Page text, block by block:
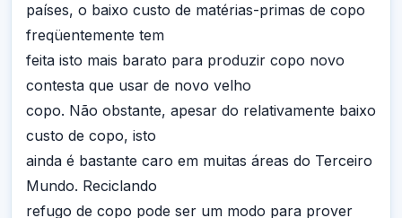
países, o baixo custo de matérias-primas de copo
freqüentemente tem
feita isto mais barato para produzir copo novo
contesta que usar de novo velho
copo. Não obstante, apesar do relativamente baixo
custo de copo, isto
ainda é bastante caro em muitas áreas do Terceiro
Mundo. Reciclando
refugo de copo pode ser um modo para prover